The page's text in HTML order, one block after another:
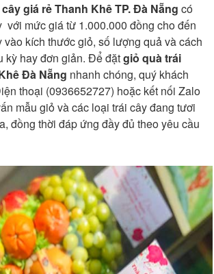
giá rẻ Thanh Khê TP. Đà Nẵng có
với mức giá từ 1.000.000 đồng cho đến
vào kích thước giỏ, số lượng quả và cách
kỳ hay đơn giản. Để đặtgiỏ quà trái
Đà Nẵng nhanh chóng, quý khách
thoại (0936652727) hoặc kết nối Zalo
mẫu giỏ và các loại trái cây đang tươi
đồng thời đáp ứng đầy đủ theo yêu cầu